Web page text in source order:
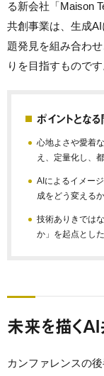
る新会社「Maison
共創事業は、生成
題発見を組み合わ
りを目指すものです
ポイントとな
心地よさや愛着
え、定量化し、
AIによるイメー
成をどう変える
技術ありきでは
か」を起点とし
未来を描くAI
カンファレンスの